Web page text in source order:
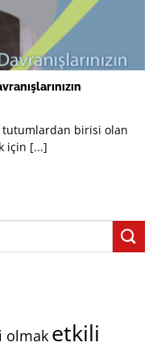
tutumlardan birisi olan
için [...]
olmak etkili